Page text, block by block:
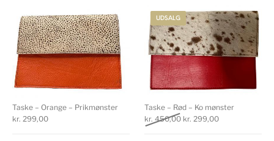
Taske – Orange – Prikmønster
kr. 299,00
UDSALG
Taske – Rød – Ko mønster
kr. 450,00 Den oprindelige pris var:
kr. 299,00Den aktuelle